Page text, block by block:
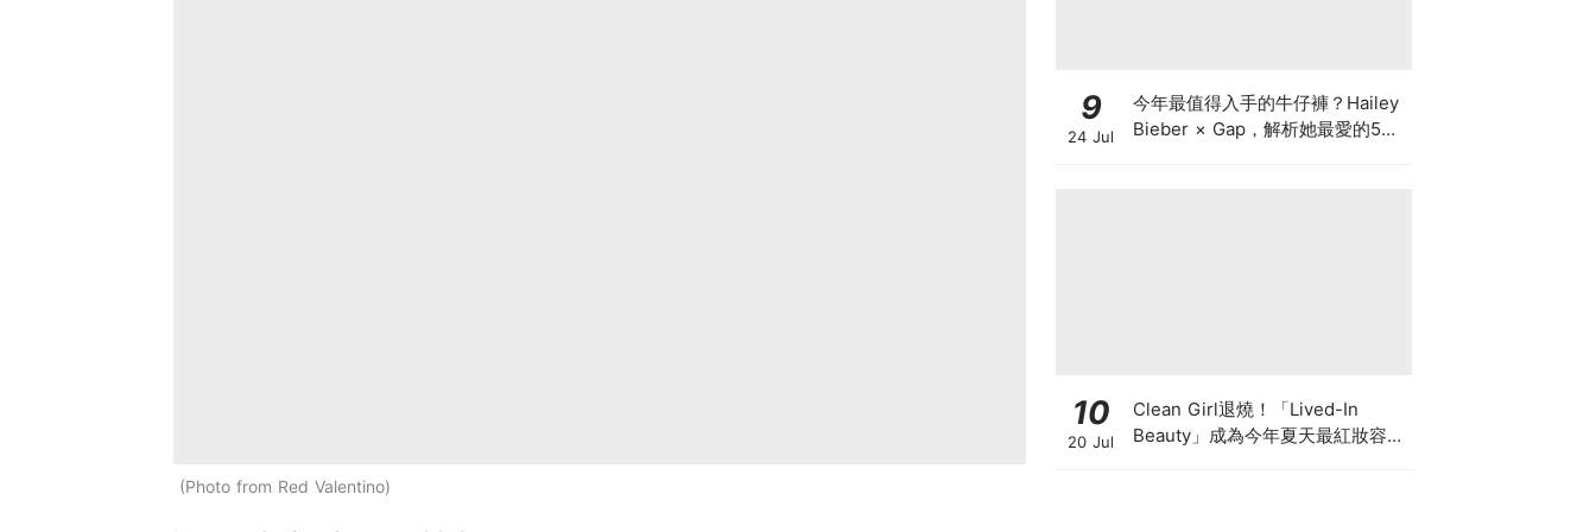
Photo from Red Valentino
9
24 Jul
今年最值得入手的牛仔褲？Hailey
Bieber × Gap，解析她最愛的5種
10
20 Jul
Clean Girl退燒！「Lived-In
Beauty」成為今年夏天最紅妝容，